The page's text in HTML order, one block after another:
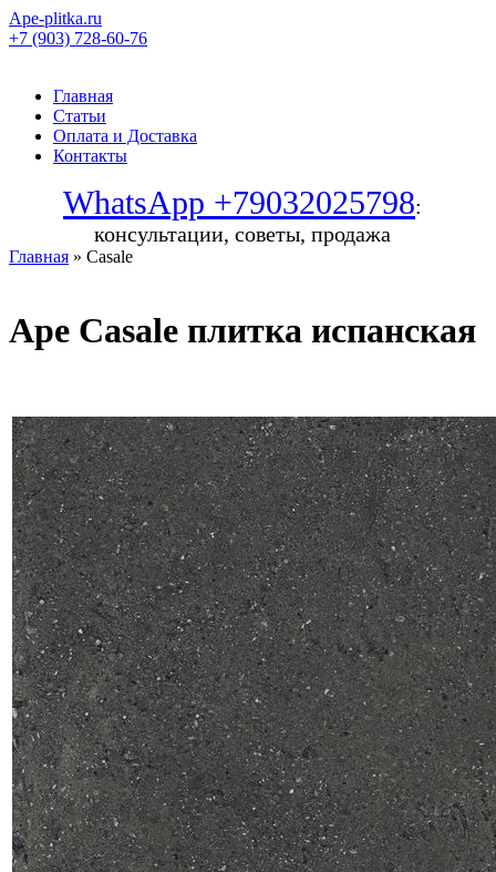
Ape-plitka.ru
+7 (903) 728-60-76
Главная
Статьи
Оплата и Доставка
Контакты
WhatsApp +79032025798:
консультации, советы, продажа
Главная » Casale
Ape Casale плитка испанская